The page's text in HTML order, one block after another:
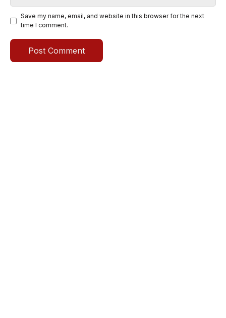
Save my name, email, and website in this browser for the next
time I comment.